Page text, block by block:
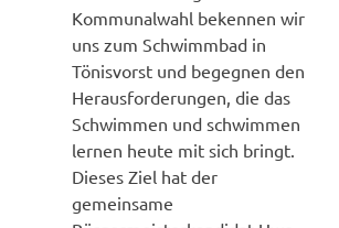
Kommunalwahl bekennen wir
uns zum Schwimmbad in
Tönisvorst und begegnen den
Herausforderungen, die das
Schwimmen und schwimmen
lernen heute mit sich bringt.
Dieses Ziel hat der
gemeinsame